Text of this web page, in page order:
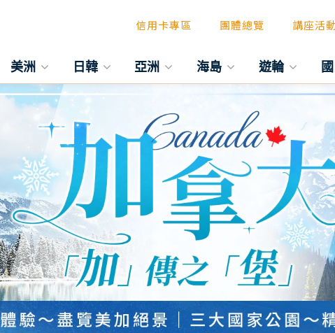
信用卡專區 團體總覽 講座活
美洲 日韓 亞洲 海島 遊輪